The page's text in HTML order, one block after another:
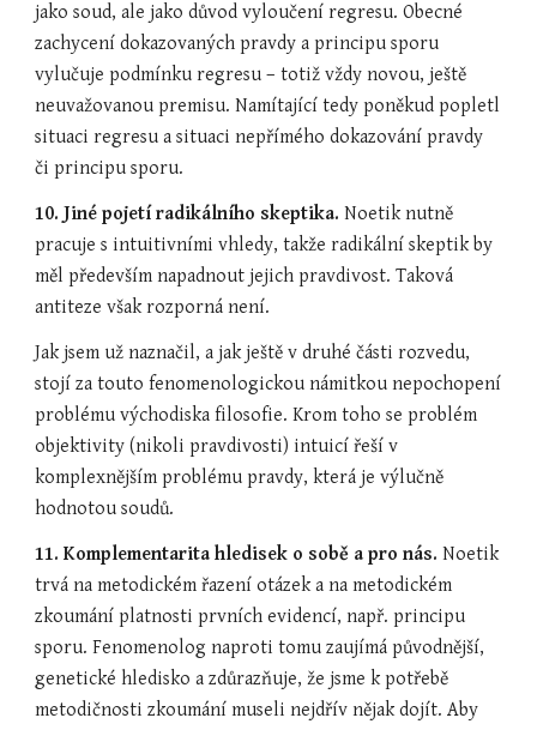
jako soud, ale jako důvod vyloučení regresu. Obecné
zachycení dokazovaných pravdy a principu sporu
vylučuje podmínku regresu – totiž vždy novou, ještě
neuvažovanou premisu. Namítající tedy poněkud popletl
situaci regresu a situaci nepřímého dokazování pravdy
či principu sporu.
10. Jiné pojetí radikálního skeptika. Noetik nutně
pracuje s intuitivními vhledy, takže radikální skeptik by
měl především napadnout jejich pravdivost. Taková
antiteze však rozporná není.
Jak jsem už naznačil, a jak ještě v druhé části rozvedu,
stojí za touto fenomenologickou námitkou nepochopení
problému východiska filosofie. Krom toho se problém
objektivity (nikoli pravdivosti) intuicí řeší v
komplexnějším problému pravdy, která je výlučně
hodnotou soudů.
11. Komplementarita hledisek o sobě a pro nás. Noetik
trvá na metodickém řazení otázek a na metodickém
zkoumání platnosti prvních evidencí, např. principu
sporu. Fenomenolog naproti tomu zaujímá původnější,
genetické hledisko a zdůrazňuje, že jsme k potřebě
metodičnosti zkoumání museli nejdřív nějak dojít. Aby